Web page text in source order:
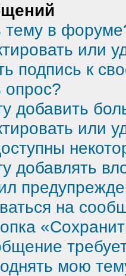
тему в
или
подпись к
опрос?
добавить
или
добавлять
на
мою